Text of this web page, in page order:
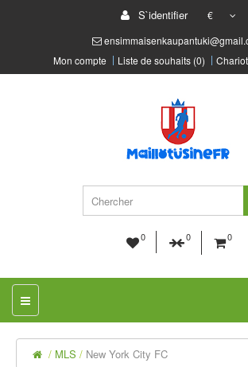
S`identifier
€
Mon compte
Liste de souhaits (0) Chariot
0 0 0
MLS New York City FC